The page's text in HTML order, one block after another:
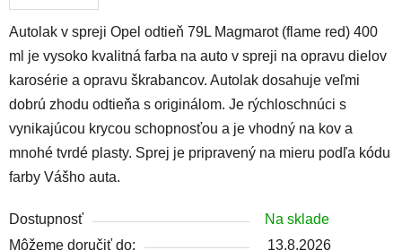
Autolak v spreji Opel odtieň 79L Magmarot (flame red) 400
ml je vysoko kvalitná farba na auto v spreji na opravu dielov
karosérie a opravu škrabancov. Autolak dosahuje veľmi
dobrú zhodu odtieňa s originálom. Je rýchloschnúci s
vynikajúcou krycou schopnosťou a je vhodný na kov a
mnohé tvrdé plasty. Sprej je pripravený na mieru podľa kódu
farby Vášho auta.
Dostupnosť
Na sklade
Môžeme doručiť do:
13.8.2026